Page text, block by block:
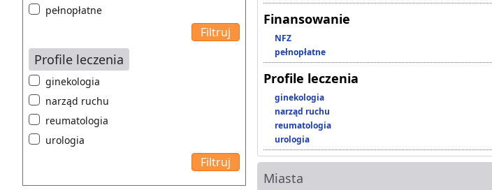
pełnopłatne
Profile leczenia
ginekologia
narząd ruchu
reumatologia
urologia
Finansowanie
NFZ
pełnopłatne
Profile leczenia
ginekologia
narząd ruchu
reumatologia
urologia
Miasta